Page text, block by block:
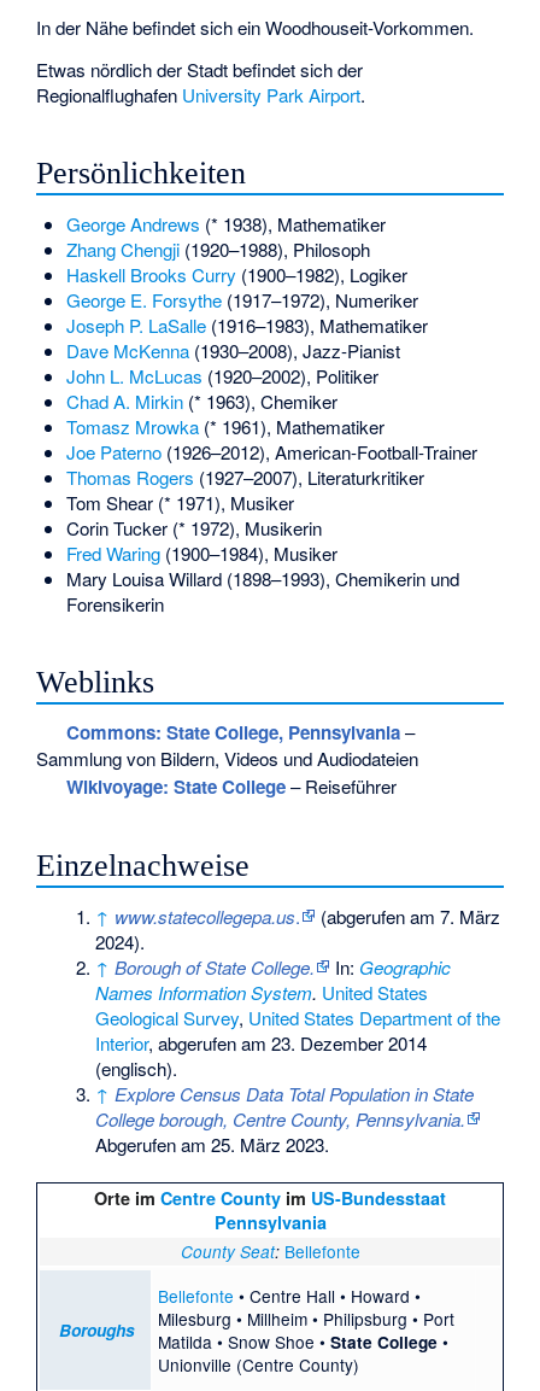
In der Nähe befindet sich einWoodhouseit-Vorkommen.
Etwas nördlich der Stadt befindet sich der
Regionalflughafen University Park Airport.
Persönlichkeiten
George Andrews (* 1938), Mathematiker
Zhang Chengji(1920–1988), Philosoph
Haskell Brooks Curry (1900–1982), Logiker
George E. Forsythe(1917–1972), Numeriker
Joseph P. LaSalle(1916–1983), Mathematiker
Dave McKenna(1930–2008), Jazz-Pianist
John L. McLucas (1920–2002), Politiker
Chad A. Mirkin(* 1963), Chemiker
Tomasz Mrowka(* 1961), Mathematiker
Joe Paterno(1926–2012), American-Football-Trainer
Thomas Rogers (1927–2007), Literaturkritiker
Tom Shear(* 1971), Musiker
Corin Tucker(* 1972), Musikerin
Fred Waring(1900–1984), Musiker
Mary Louisa Willard(1898–1993), Chemikerin und
Forensikerin
Weblinks
Commons: State College, Pennsylvania–
Sammlung von Bildern, Videos und Audiodateien
Wikivoyage: State College– Reiseführer
Einzelnachweise
↑ www.statecollegepa.us.
(abgerufen am 7. März
2024).
↑ Borough of State College. In: Geographic
Names Information System. United States
Geological Survey, United States Department of the
Interior, abgerufen am 23. Dezember 2014
(englisch).
↑ Explore Census Data Total Population in State
College borough, Centre County, Pennsylvania.
Abgerufen am 25. März 2023.
Orte im Centre County im US-Bundesstaat
Pennsylvania
County Seat: Bellefonte
Boroughs
Bellefonte • Centre Hall • Howard •
Milesburg • Millheim• Philipsburg • Port
Matilda• Snow Shoe • State College•
Unionville (Centre County)